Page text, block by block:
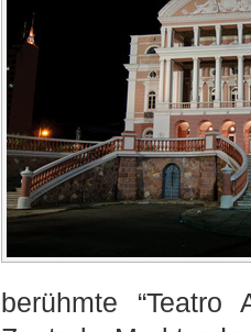
berühmte “Teatro